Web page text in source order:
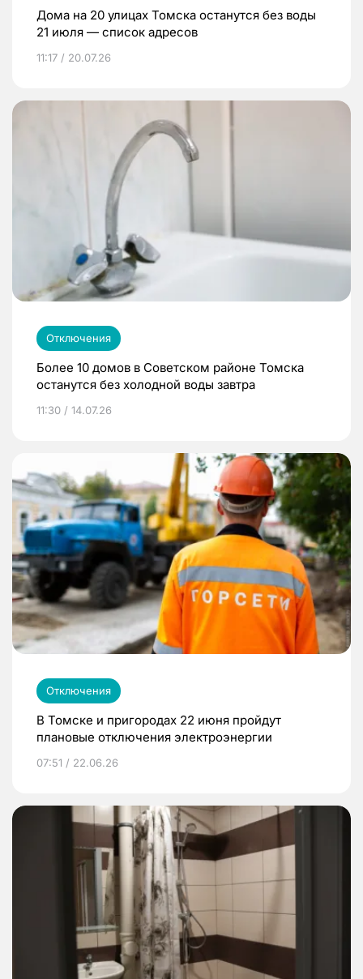
Дома на 20 улицах Томска останутся без воды
21 июля — список адресов
11:17 / 20.07.26
Отключения
Более 10 домов в Советском районе Томска
останутся без холодной воды завтра
11:30 / 14.07.26
Отключения
В Томске и пригородах 22 июня пройдут
плановые отключения электроэнергии
07:51 / 22.06.26